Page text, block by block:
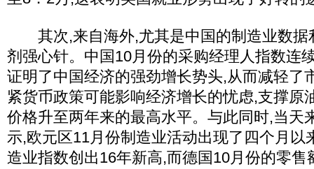
其次,来自海外,尤其是中国的制造业数据
剂强心针。中国10月份的采购经理人指数连
证明了中国经济的强劲增长势头,从而减轻了
紧货币政策可能影响经济增长的忧虑,支撑原
价格升至两年来的最高水平。与此同时,当天
示,欧元区11月份制造业活动出现了四个月以
造业指数创出16年新高,而德国10月份的零售